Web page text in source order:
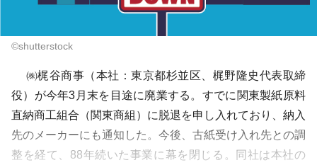
©shutterstock
㈱梶谷商事（本社：東京都杉並区、梶野隆史代表取締
役）が今年3月末を目途に廃業する。すでに関東製紙原料
直納商工組合（関東商組）に脱退を申し入れており、納入
先のメーカーにも通知した。今後、古紙受け入れ先との調
整を経て、88年続いた事業に幕を閉じる。同社は本社の